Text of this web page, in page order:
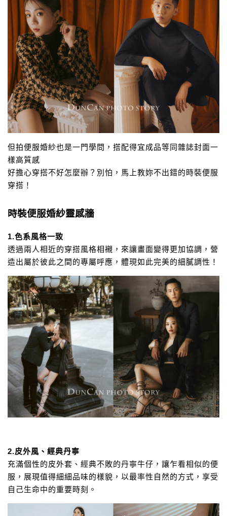
但拍便服婚紗也是一門學問，搭配得宜成品等同雜誌封面一
樣高質感
好擔心穿搭不好怎麼辦？別怕，馬上教妳不出錯的時裝便服
穿搭！
時裝便服婚紗靈感牆
1.色系風格一致
透過兩人相近的穿搭風格相襯，來讓畫面變得更加協調， 營
造出屬於彼此之間的專屬呼應，體現如此完美的細膩調性！
2.皮外風、經典丹寧
充滿個性的皮外套、經典不敗的丹寧牛仔， 讓乍看相似的便
服，展現值得細細品味的樣貌， 以最率性自然的方式，享受
自己生命中的重要時刻。